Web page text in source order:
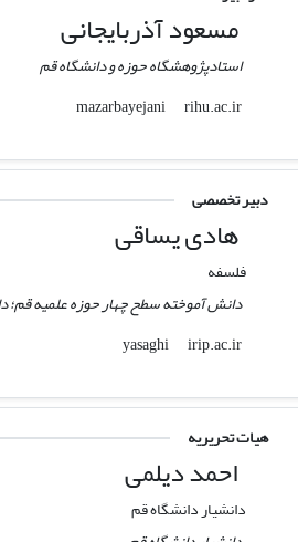
مسعود آذربایجانی
استادپژوهشگاه حوزه و دانشگاه قم
rihu.ac.ir
دبیر تخصصی
هادی یساقی
فلسفه
دانش آموخته سطح چهار حوزه علمیه
irip.ac.ir
هیات تحریریه
احمد دیلمی
دانشیار دانشگاه قم